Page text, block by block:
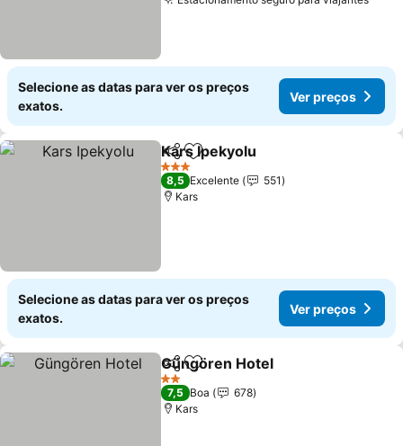
Selecione as datas para ver os preços
exatos.
Ver preços
PartilharAdicionar aos favoritos
Kars Ipekyolu
3 Estrelas
8,5 Excelente
551
Kars
Selecione as datas para ver os preços
exatos.
Ver preços
PartilharAdicionar aos favoritos
Güngören Hotel
2 Estrelas
7,5 Boa
678
Kars